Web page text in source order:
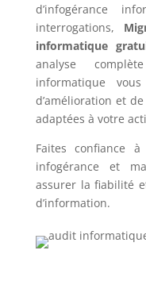
d’infogérance
interrogations,
informatique
analyse
informatique
d’amélioration et
adaptées à votre
Faites confiance à
infogérance et
assurer la fiabilité
d’information.